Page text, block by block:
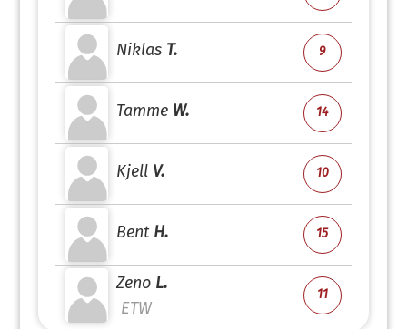
Niklas T. 9
Tamme W. 14
Kjell V. 10
Bent H. 15
Zeno L.
ETW
11